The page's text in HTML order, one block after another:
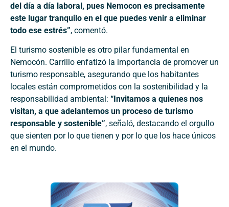
del día a día laboral, pues Nemocon es precisamente
este lugar tranquilo en el que puedes venir a eliminar
todo ese estrés”, comentó.
El turismo sostenible es otro pilar fundamental en
Nemocón. Carrillo enfatizó la importancia de promover un
turismo responsable, asegurando que los habitantes
locales están comprometidos con la sostenibilidad y la
responsabilidad ambiental: “Invitamos a quienes nos
visitan, a que adelantemos un proceso de turismo
responsable y sostenible”, señaló, destacando el orgullo
que sienten por lo que tienen y por lo que los hace únicos
en el mundo.